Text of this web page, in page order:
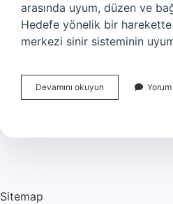
arasında uyum, düzen ve
Hedefe yönelik bir harekette
merkezi sinir sisteminin
Devamını okuyun Koordineli
Olarak
Yorum
Sitemap